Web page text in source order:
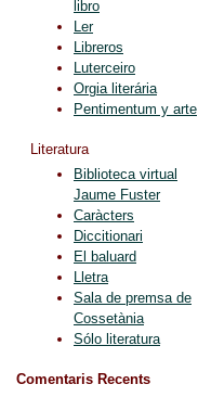
libro
Ler
Libreros
Luterceiro
Orgia literária
Pentimentum y arte
Literatura
Biblioteca virtual
Jaume Fuster
Caràcters
Diccitionari
El baluard
Lletra
Sala de premsa de
Cossetània
Sólo literatura
Comentaris Recents